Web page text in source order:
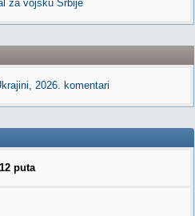
za vojsku Srbije
2026. komentari
puta